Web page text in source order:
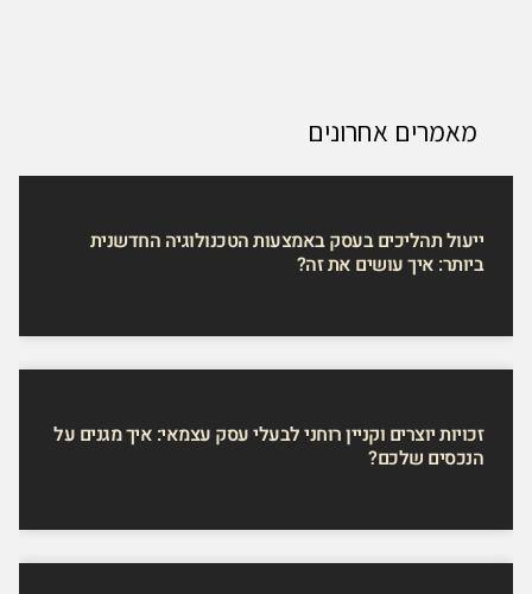
מאמרים אחרונים
ייעול תהליכים בעסק באמצעות הטכנולוגיה החדשנית
ביותר: איך עושים את זה?
זכויות יוצרים וקניין רוחני לבעלי עסק עצמאי: איך מגנים על
הנכסים שלכם?